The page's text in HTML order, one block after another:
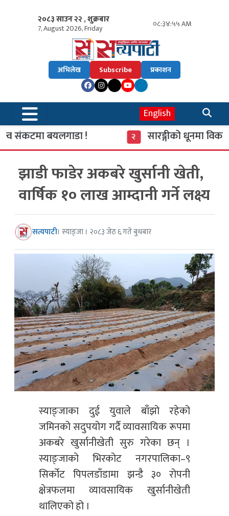
२०८३ साउन २२ , शुक्रबार
7, August 2026, Friday ०८:३४:५६ AM
अभिलेख Subscribe प्रकाशन
English
संकटमा बयलगाडा ! सारङ्गीको धूनमा विकास
झाडी फाडेर अकबरे खुर्सानी खेती,
वार्षिक १० लाख आम्दानी गर्ने लक्ष्य
सत्यपाटी। स्याङ्जा । २०८३ जेठ ६ गते बुधबार
स्याङ्जाका दुई युवाले बाँझो रहेको
जमिनको सदुपयोग गर्दै व्यावसायिक रूपमा
अकबरे खुर्सानीखेती सुरु गरेका छन् ।
स्याङ्जाको भिरकोट नगरपालिका–९
सिर्कोट पिपलडाँडामा झन्डै ३० रोपनी
क्षेत्रफलमा व्यावसायिक खुर्सानीखेती
थालिएको हो ।